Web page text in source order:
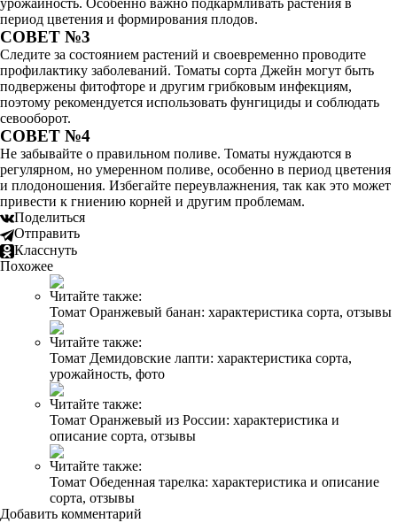
урожайность. Особенно важно подкармливать растения в
период цветения и формирования плодов.
СОВЕТ №3
Следите за состоянием растений и своевременно проводите
профилактику заболеваний. Томаты сорта Джейн могут быть
подвержены фитофторе и другим грибковым инфекциям,
поэтому рекомендуется использовать фунгициды и соблюдать
севооборот.
СОВЕТ №4
Не забывайте о правильном поливе. Томаты нуждаются в
регулярном, но умеренном поливе, особенно в период цветения
и плодоношения. Избегайте переувлажнения, так как это может
привести к гниению корней и другим проблемам.
Поделиться
Отправить
Класснуть
Похожее
Читайте также:
Томат Оранжевый банан: характеристика сорта, отзывы
Читайте также:
Томат Демидовские лапти: характеристика сорта,
урожайность, фото
Читайте также:
Томат Оранжевый из России: характеристика и
описание сорта, отзывы
Читайте также:
Томат Обеденная тарелка: характеристика и описание
сорта, отзывы
Добавить комментарий